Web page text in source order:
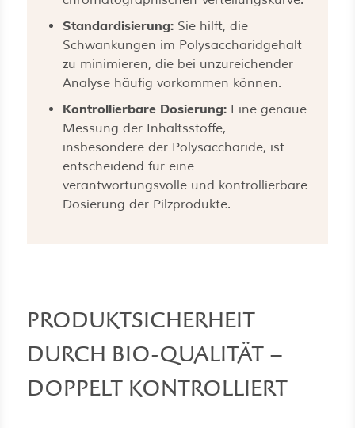
Standardisierung: Sie hilft, die
Schwankungen im Polysaccharidgehalt
zu minimieren, die bei unzureichender
Analyse häufig vorkommen können.
Kontrollierbare Dosierung: Eine genaue
Messung der Inhaltsstoffe,
insbesondere der Polysaccharide, ist
entscheidend für eine
verantwortungsvolle und kontrollierbare
Dosierung der Pilzprodukte.
PRODUKTSICHERHEIT
DURCH BIO-QUALITÄT –
DOPPELT KONTROLLIERT